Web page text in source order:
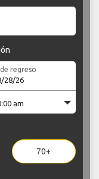
regreso
70+